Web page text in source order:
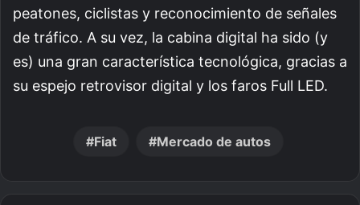
peatones, ciclistas y reconocimiento de señales
de tráfico. A su vez, la cabina digital ha sido (y
es) una gran característica tecnológica, gracias a
su espejo retrovisor digital y los faros Full LED.
Fiat Mercado de autos